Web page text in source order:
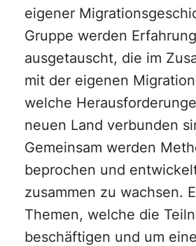
eigener
Gruppe werden
ausgetauscht, die im
mit der eigenen
welche
neuen Land verbunden
Gemeinsam werden
beprochen und
zusammen zu wachsen.
Themen, welche die
beschäftigen und um